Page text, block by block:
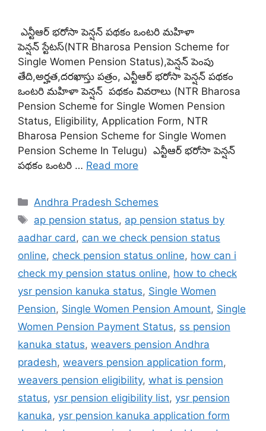
ఎన్టీఆర్ భరోసా పెన్షన్ పథకం ఒంటరి మహిళా
పెన్షన్ స్టేటస్(NTR Bharosa Pension Scheme for
Single Women Pension Status),పెన్షన్ పెంపు
తేది,అర్హత,దరఖాస్తు పత్రం, ఎన్టీఆర్ భరోసా పెన్షన్ పథకం
ఒంటరి మహిళా పెన్షన్ పథకం వివరాలు (NTR Bharosa
Pension Scheme for Single Women Pension
Status, Eligibility, Application Form, NTR
Bharosa Pension Scheme for Single Women
Pension Scheme In Telugu) ఎన్టీఆర్ భరోసా పెన్షన్
పథకం ఒంటరి … Read more
Categories
Andhra Pradesh Schemes
Tags
ap pension status, ap pension status by
aadhar card , can we check pension status
online, check pension status online, how can i
check my pension status online, how to check
ysr pension kanuka status, Single Women
Pension, Single Women Pension Amount, Single
Women Pension Payment Status, ss pension
kanuka status, weavers pension Andhra
pradesh, weavers pension application form,
weavers pension eligibility, what is pension
status, ysr pension eligibility list, ysr pension
kanuka, ysr pension kanuka application form